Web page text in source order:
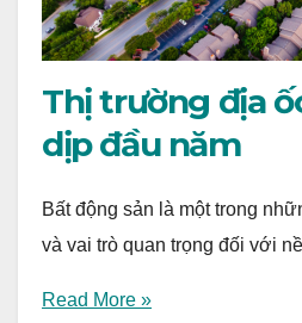
Thị trường địa
dịp đầu năm
Bất động sản là một trong
và vai trò quan trọng đối với
Read More »